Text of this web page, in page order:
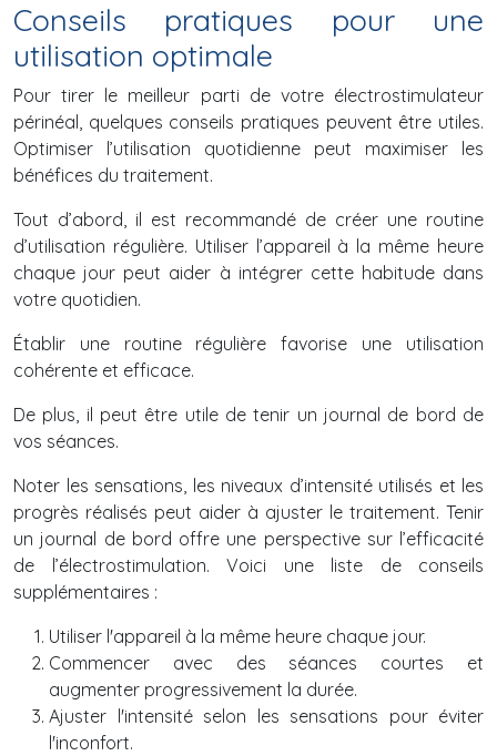
Conseils pratiques pour une
utilisation optimale
Pour tirer le meilleur parti de votre électrostimulateur
périnéal, quelques conseils pratiques peuvent être utiles.
Optimiser l’utilisation quotidienne peut maximiser les
bénéfices du traitement.
Tout d’abord, il est recommandé de créer une routine
d’utilisation régulière. Utiliser l’appareil à la même heure
chaque jour peut aider à intégrer cette habitude dans
votre quotidien.
Établir une routine régulière favorise une utilisation
cohérente et efficace.
De plus, il peut être utile de tenir un journal de bord de
vos séances.
Noter les sensations, les niveaux d’intensité utilisés et les
progrès réalisés peut aider à ajuster le traitement. Tenir
un journal de bord offre une perspective sur l’efficacité
de l’électrostimulation. Voici une liste de conseils
supplémentaires :
Utiliser l'appareil à la même heure chaque jour.
Commencer avec des séances courtes et
augmenter progressivement la durée.
Ajuster l'intensité selon les sensations pour éviter
l'inconfort.